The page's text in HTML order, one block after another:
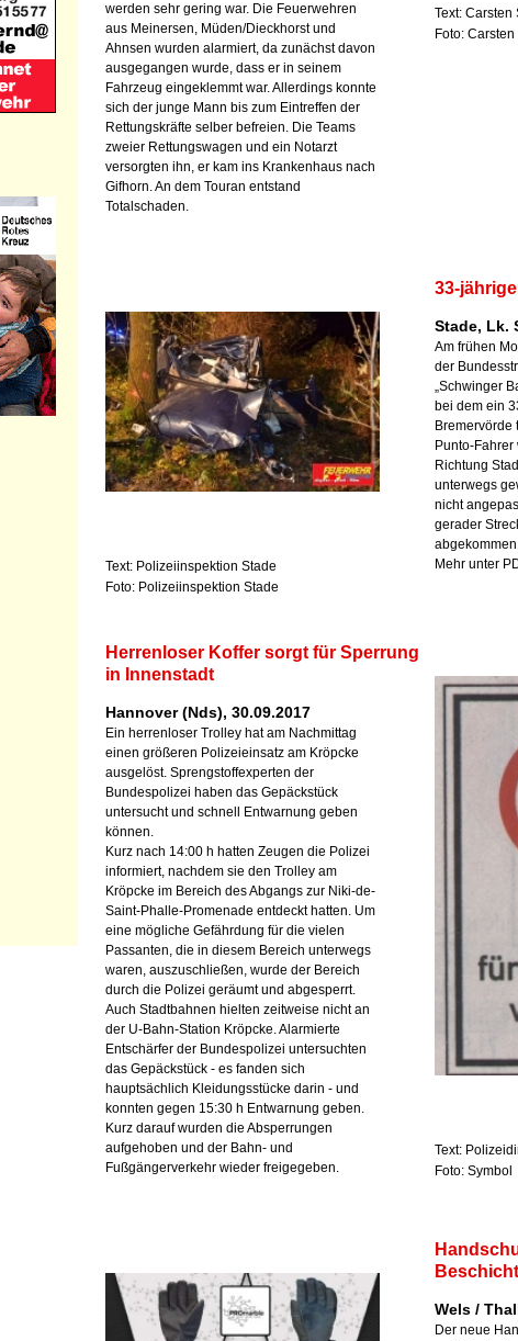
Text: Carsten
Foto:
werden sehr gering war. Die Feuerwehren
aus Meinersen, Müden/Dieckhorst und
Ahnsen wurden alarmiert, da zunächst davon
ausgegangen wurde, dass er in seinem
Fahrzeug eingeklemmt war. Allerdings konnte
sich der junge Mann bis zum Eintreffen der
Rettungskräfte selber befreien. Die Teams
zweier Rettungswagen und ein Notarzt
versorgten ihn, er kam ins Krankenhaus nach
Gifhorn. An dem Touran entstand
Totalschaden.
Text: Polizeiinspektion Stade
Foto: Polizeiinspektion Stade
33-
Stade, Lk.
Am frühen
der
„Schwinger
bei dem ein
Bremervörde
Punto-
Richtung
unterwegs
nicht
gerader
Mehr unter
Text:
Foto: Symbol
Herrenloser Koffer sorgt für Sperrung
in Innenstadt
Hannover (Nds), 30.09.2017
Ein herrenloser Trolley hat am Nachmittag
einen größeren Polizeieinsatz am Kröpcke
ausgelöst. Sprengstoffexperten der
Bundespolizei haben das Gepäckstück
untersucht und schnell Entwarnung geben
können.
Kurz nach 14:00 h hatten Zeugen die Polizei
informiert, nachdem sie den Trolley am
Kröpcke im Bereich des Abgangs zur Niki-de-
Saint-Phalle-Promenade entdeckt hatten. Um
eine mögliche Gefährdung für die vielen
Passanten, die in diesem Bereich unterwegs
waren, auszuschließen, wurde der Bereich
durch die Polizei geräumt und abgesperrt.
Auch Stadtbahnen hielten zeitweise nicht an
der U-Bahn-Station Kröpcke. Alarmierte
Entschärfer der Bundespolizei untersuchten
das Gepäckstück - es fanden sich
hauptsächlich Kleidungsstücke darin - und
konnten gegen 15:30 h Entwarnung geben.
Kurz darauf wurden die Absperrungen
aufgehoben und der Bahn- und
Fußgängerverkehr wieder freigegeben.
Wels /
Der neue